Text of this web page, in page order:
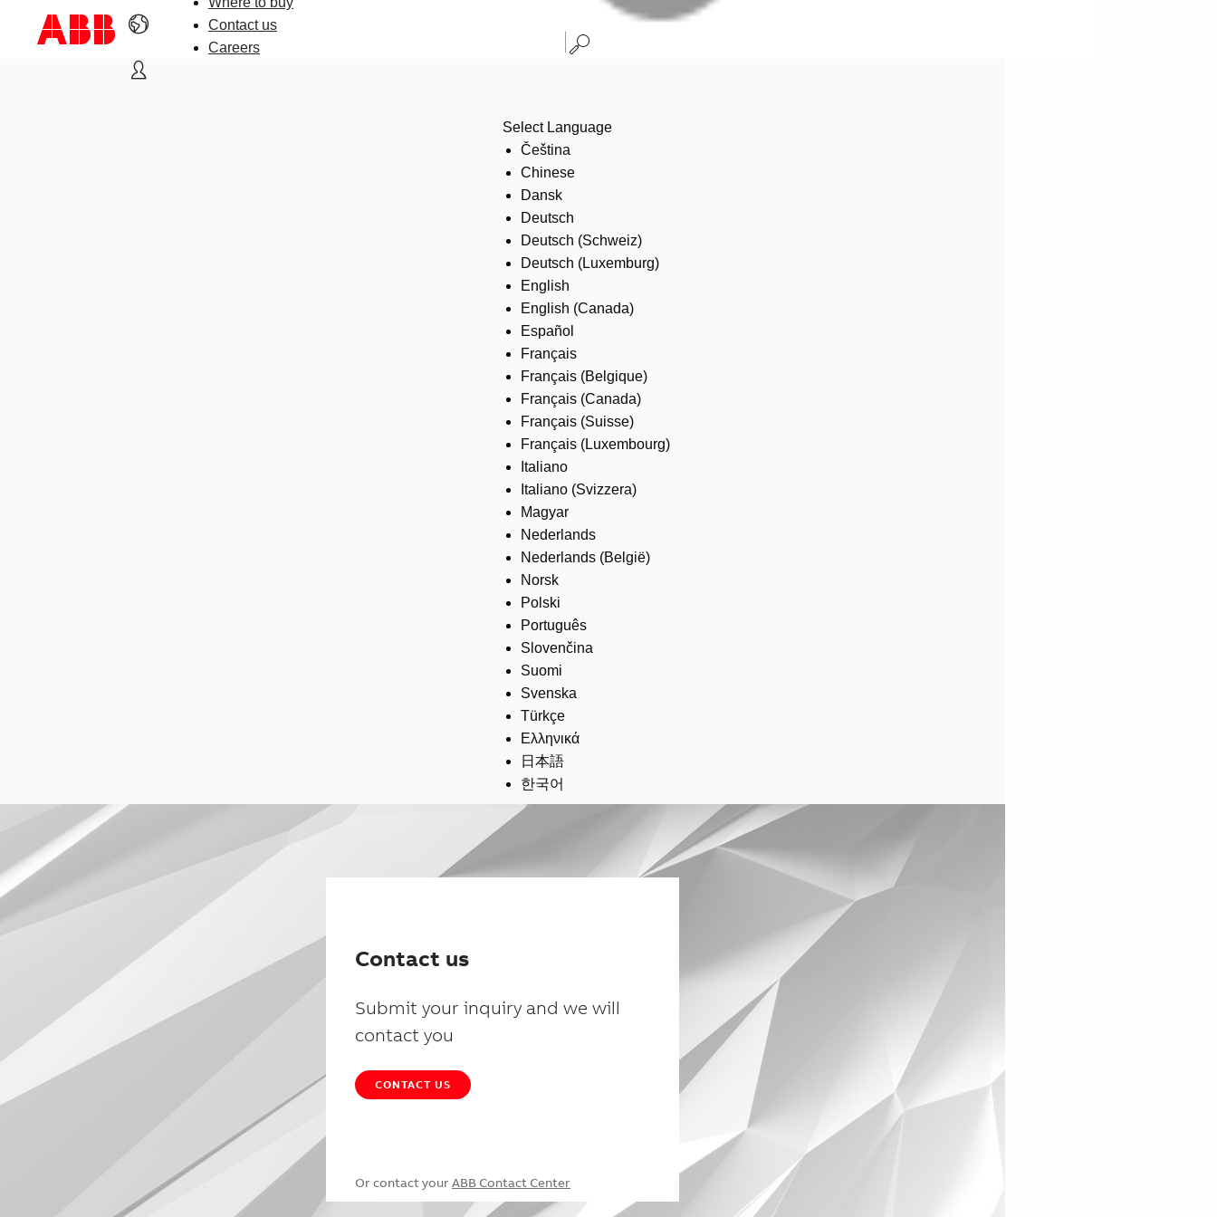
Contact us
Careers
Select Language
Čeština
Chinese
Dansk
Deutsch
Deutsch (Schweiz)
Deutsch (Luxemburg)
English
English (Canada)
Español
Français
Français (Belgique)
Français (Canada)
Français (Suisse)
Français (Luxembourg)
Italiano
Italiano (Svizzera)
Magyar
Nederlands
Nederlands (België)
Norsk
Polski
Português
Slovenčina
Suomi
Svenska
Türkçe
Ελληνικά
日本語
한국어
Contact us
Submit your inquiry and we will
contact you
CONTACT US
Or contact your ABB Contact Center